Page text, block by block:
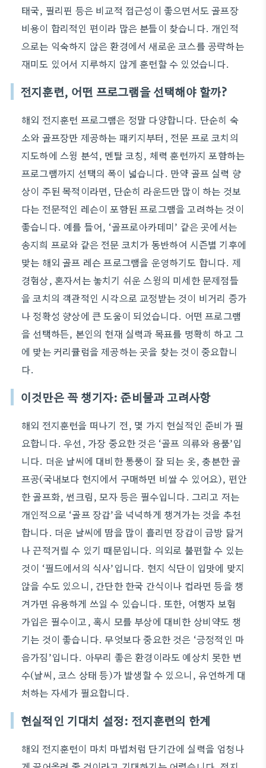
태국, 필리핀 등은 비교적 접근성이 좋으면서도 골프장
비용이 합리적인 편이라 많은 분들이 찾습니다. 개인적
으로는 익숙하지 않은 환경에서 새로운 코스를 공략하는
재미도 있어서 지루하지 않게 훈련할 수 있었습니다.
전지훈련, 어떤 프로그램을 선택해야 할까?
해외 전지훈련 프로그램은 정말 다양합니다. 단순히 숙
소와 골프장만 제공하는 패키지부터, 전문 프로 코치의
지도하에 스윙 분석, 멘탈 코칭, 체력 훈련까지 포함하는
프로그램까지 선택의 폭이 넓습니다. 만약 골프 실력 향
상이 주된 목적이라면, 단순히 라운드만 많이 하는 것보
다는 전문적인 레슨이 포함된 프로그램을 고려하는 것이
좋습니다. 예를 들어, ‘골프로아카데미’ 같은 곳에서는
송지희 프로와 같은 전문 코치가 동반하여 시즌별 기후에
맞는 해외 골프 레슨 프로그램을 운영하기도 합니다. 제
경험상, 혼자서는 놓치기 쉬운 스윙의 미세한 문제점들
을 코치의 객관적인 시각으로 교정받는 것이 비거리 증가
나 정확성 향상에 큰 도움이 되었습니다. 어떤 프로그램
을 선택하든, 본인의 현재 실력과 목표를 명확히 하고 그
에 맞는 커리큘럼을 제공하는 곳을 찾는 것이 중요합니
다.
이것만은 꼭 챙기자: 준비물과 고려사항
해외 전지훈련을 떠나기 전, 몇 가지 현실적인 준비가 필
요합니다. 우선, 가장 중요한 것은 ‘골프 의류와 용품’입
니다. 더운 날씨에 대비한 통풍이 잘 되는 옷, 충분한 골
프공(국내보다 현지에서 구매하면 비쌀 수 있어요), 편안
한 골프화, 썬크림, 모자 등은 필수입니다. 그리고 저는
개인적으로 ‘골프 장갑’을 넉넉하게 챙겨가는 것을 추천
합니다. 더운 날씨에 땀을 많이 흘리면 장갑이 금방 닳거
나 끈적거릴 수 있기 때문입니다. 의외로 불편할 수 있는
것이 ‘필드에서의 식사’입니다. 현지 식단이 입맛에 맞지
않을 수도 있으니, 간단한 한국 간식이나 컵라면 등을 챙
겨가면 유용하게 쓰일 수 있습니다. 또한, 여행자 보험
가입은 필수이고, 혹시 모를 부상에 대비한 상비약도 챙
기는 것이 좋습니다. 무엇보다 중요한 것은 ‘긍정적인 마
음가짐’입니다. 아무리 좋은 환경이라도 예상치 못한 변
수(날씨, 코스 상태 등)가 발생할 수 있으니, 유연하게 대
처하는 자세가 필요합니다.
현실적인 기대치 설정: 전지훈련의 한계
해외 전지훈련이 마치 마법처럼 단기간에 실력을 엄청나